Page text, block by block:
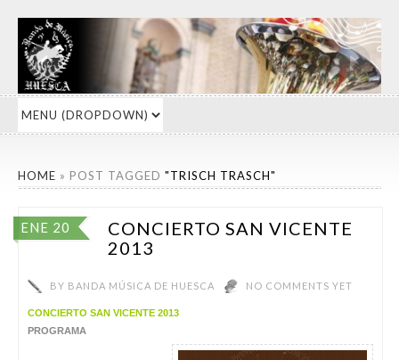
HOME » POST TAGGED "TRISCH TRASCH"
ENE 20
CONCIERTO SAN VICENTE
2013
BY BANDA MÚSICA DE HUESCA NO COMMENTS YET
CONCIERTO SAN VICENTE 2013
PROGRAMA